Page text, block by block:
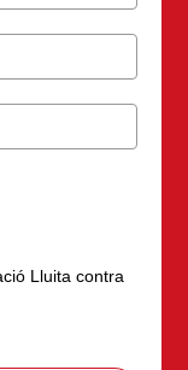
Lluita contra